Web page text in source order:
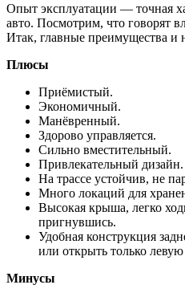
Опыт эксплуатации — точная
авто. Посмотрим, что говорят
Итак, главные преимущества и
Плюсы
Приёмистый.
Экономичный.
Манёвренный.
Здорово управляется.
Сильно вместительный.
Привлекательный дизайн.
На трассе устойчив, не
Много локаций для
Высокая крыша, легко
пригнувшись.
Удобная конструкция
или открыть только левую
Минусы